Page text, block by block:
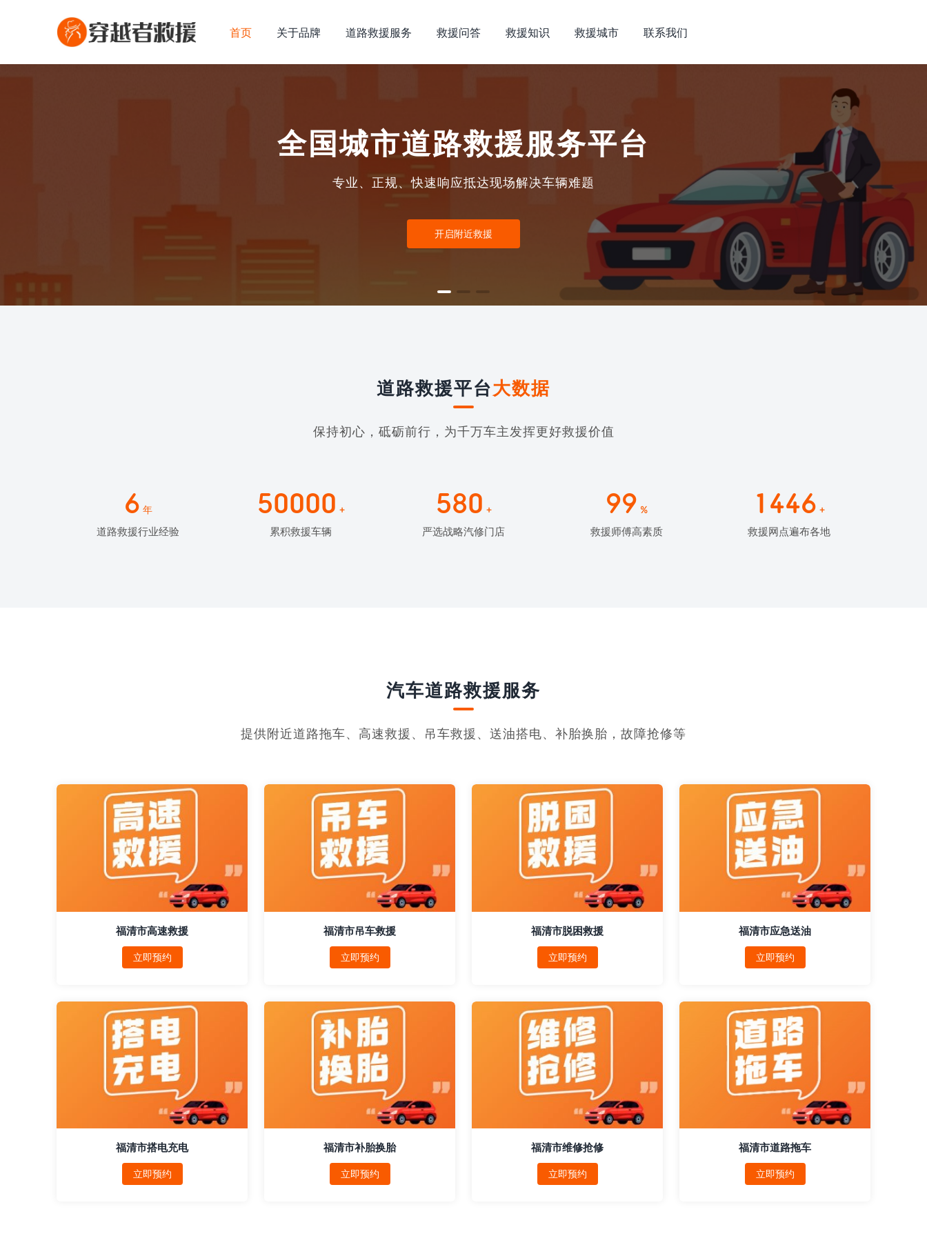
首页 关于品牌 道路救援服务 救援问答 救援知识 救援城市 联系我们
全国城市道路救援服务平台
专业、正规、快速响应抵达现场解决车辆难题
开启附近救援
道路救援平台大数据
保持初心，砥砺前行，为千万车主发挥更好救援价值
6 年
道路救援行业经验
50000 +
累积救援车辆
580 +
严选战略汽修门店
99 %
救援师傅高素质
1446 +
救援网点遍布各地
汽车道路救援服务
提供附近道路拖车、高速救援、吊车救援、送油搭电、补胎换胎，故障抢修等
福清市高速救援
立即预约
福清市吊车救援
立即预约
福清市脱困救援
立即预约
福清市应急送油
立即预约
福清市搭电充电
立即预约
福清市补胎换胎
立即预约
福清市维修抢修
立即预约
福清市道路拖车
立即预约